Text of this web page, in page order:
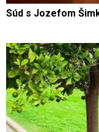
Súd s Jozefom